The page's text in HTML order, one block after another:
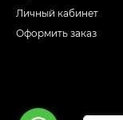
Личный кабинет
Оформить заказ